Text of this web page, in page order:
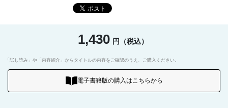
1,430 円（税込）
「試し読み」や「内容紹介」からタイトルの内容をご確認のうえ、ご購入ください。
電子書籍版の購入はこちらから